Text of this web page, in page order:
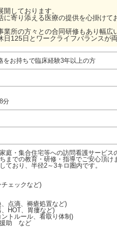
しております。
寄り添える医療の提供を心掛けて
所の方々との合同研修もあり幅広
125日とワークライフバランスが
をお持ちで臨床経験3年以上の方
分
庭・集合住宅等への訪問看護サービス
までの教育・研修・指導でご安心頂け
おり、半径2～3キロ圏内です。
チェックなど)
点滴、褥瘡処置など)
HOT、胃瘻など)
トルール、看取り体制)
援助 など